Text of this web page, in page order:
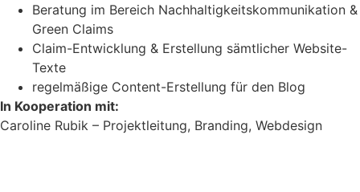
Beratung im Bereich Nachhaltigkeitskommunikation &
Green Claims
Claim-Entwicklung & Erstellung sämtlicher Website-
Texte
regelmäßige Content-Erstellung für den Blog
In Kooperation mit:
Caroline Rubik – Projektleitung, Branding, Webdesign